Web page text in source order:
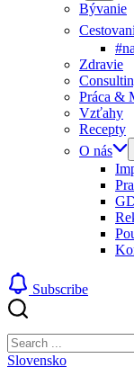
Bývanie
Zdravie
Práca &
Vzťahy
Recepty
O nás
Subscribe
Search
Slovensko